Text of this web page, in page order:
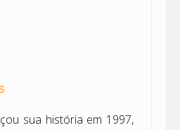
sua história em 1997,